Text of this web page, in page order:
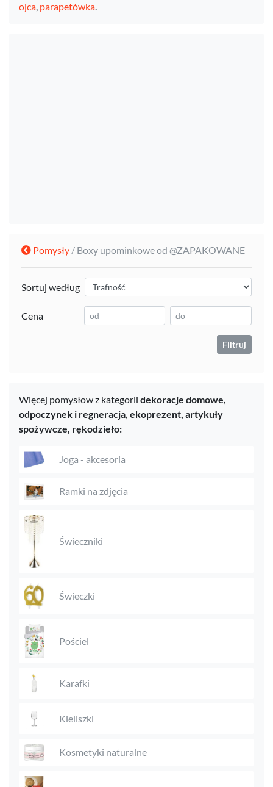
ojca, parapetówka.
Pomysły / Boxy upominkowe od @ZAPAKOWANE
Sortuj według
Cena
Filtruj
Więcej pomysłow z kategorii dekoracje domowe,
odpoczynek i regneracja, ekoprezent, artykuły
spożywcze, rękodzieło:
Joga - akcesoria
Ramki na zdjęcia
Świeczniki
Świeczki
Pościel
Karafki
Kieliszki
Kosmetyki naturalne